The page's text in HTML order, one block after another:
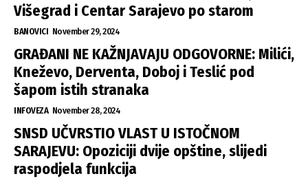
Višegrad i Centar Sarajevo po starom
BANOVICI November 29, 2024
GRAĐANI NE KAŽNJAVAJU ODGOVORNE: Milići,
Kneževo, Derventa, Doboj i Teslić pod
šapom istih stranaka
INFOVEZA November 28, 2024
SNSD UČVRSTIO VLAST U ISTOČNOM
SARAJEVU: Opoziciji dvije opštine, slijedi
raspodjela funkcija